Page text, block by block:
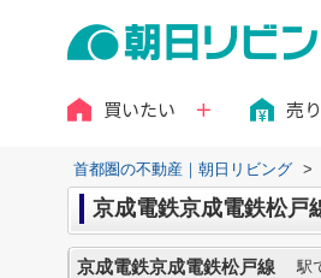
買いたい 売
首都圏の不動産｜朝日リビング >
京成電鉄京成電鉄松戸
京成電鉄京成電鉄松戸線 駅